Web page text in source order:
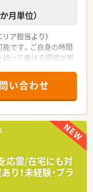
月単位）
ア担当より）
です。ご自身の時間
持って働ける環境が整
ニックのの門前薬
科をメインに近隣の
ています。
の監査システムなど
い合わせ
応需/在宅にも対
！未経験・ブラ